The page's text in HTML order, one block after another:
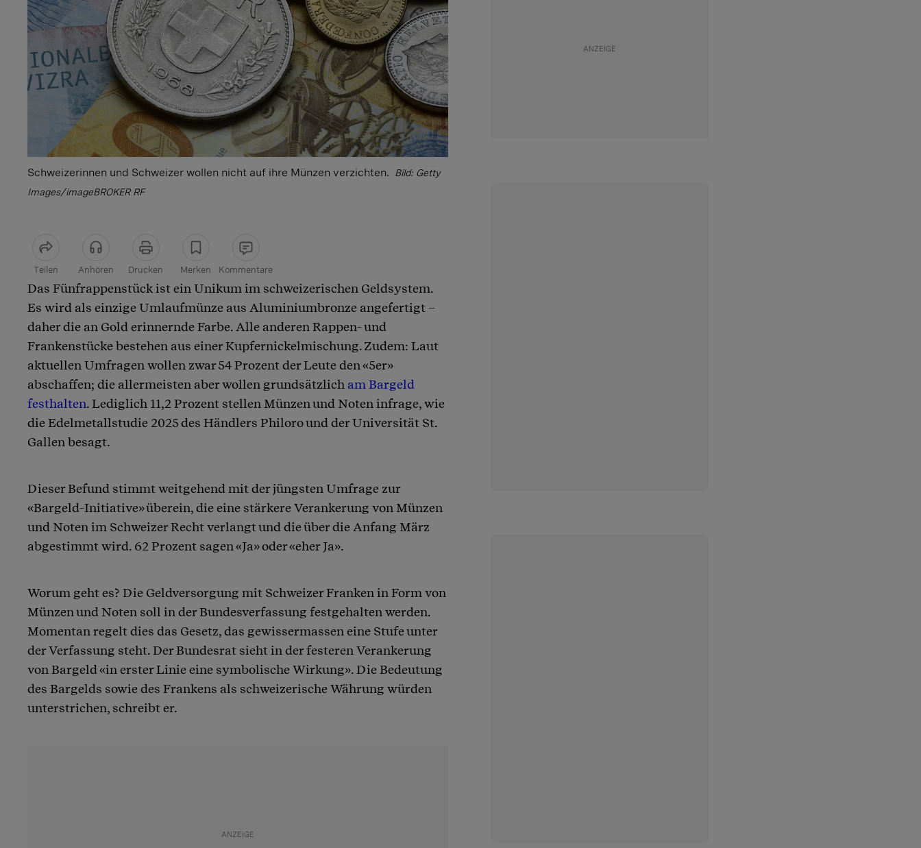
Schweizerinnen und Schweizer wollen nicht auf ihre Münzen verzichten.
Bild: Getty
Images/imageBROKER RF
Teilen Anhören Drucken Merken Kommentare
Artikel teilen
Das Fünfrappenstück ist ein Unikum im schweizerischen Geldsystem.
Es wird als einzige Umlaufmünze aus Aluminiumbronze angefertigt –
daher die an Gold erinnernde Farbe. Alle anderen Rappen- und
Frankenstücke bestehen aus einer Kupfernickelmischung. Zudem: Laut
aktuellen Umfragen wollen zwar 54 Prozent der Leute den «5er»
abschaffen; die allermeisten aber wollen grundsätzlich am Bargeld
festhalten. Lediglich 11,2 Prozent stellen Münzen und Noten infrage, wie
die Edelmetallstudie 2025 des Händlers Philoro und der Universität St.
Gallen besagt.
Dieser Befund stimmt weitgehend mit der jüngsten Umfrage zur
«Bargeld-Initiative» überein, die eine stärkere Verankerung von Münzen
und Noten im Schweizer Recht verlangt und die über die Anfang März
abgestimmt wird. 62 Prozent sagen «Ja» oder «eher Ja».
Worum geht es? Die Geldversorgung mit Schweizer Franken in Form von
Münzen und Noten soll in der Bundesverfassung festgehalten werden.
Momentan regelt dies das Gesetz, das gewissermassen eine Stufe unter
der Verfassung steht. Der Bundesrat sieht in der festeren Verankerung
von Bargeld «in erster Linie eine symbolische Wirkung». Die Bedeutung
des Bargelds sowie des Frankens als schweizerische Währung würden
unterstrichen, schreibt er.